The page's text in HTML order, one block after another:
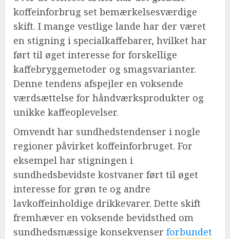
koffeinforbrug set bemærkelsesværdige
skift. I mange vestlige lande har der været
en stigning i specialkaffebarer, hvilket har
ført til øget interesse for forskellige
kaffebryggemetoder og smagsvarianter.
Denne tendens afspejler en voksende
værdsættelse for håndværksprodukter og
unikke kaffeoplevelser.
Omvendt har sundhedstendenser i nogle
regioner påvirket koffeinforbruget. For
eksempel har stigningen i
sundhedsbevidste kostvaner ført til øget
interesse for grøn te og andre
lavkoffeinholdige drikkevarer. Dette skift
fremhæver en voksende bevidsthed om
sundhedsmæssige konsekvenser forbundet